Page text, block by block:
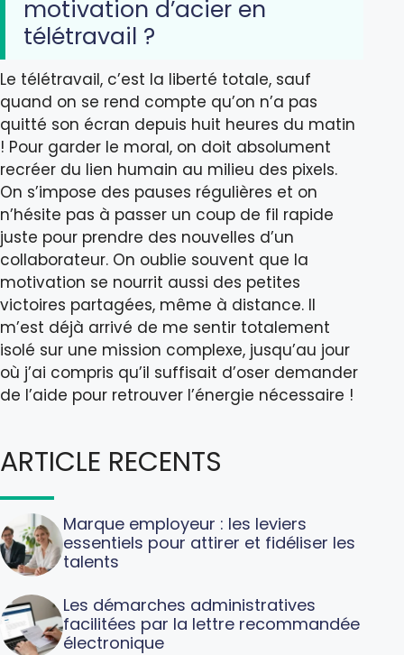
motivation d’acier en
télétravail ?
Le télétravail, c’est la liberté totale, sauf
quand on se rend compte qu’on n’a pas
quitté son écran depuis huit heures du matin
! Pour garder le moral, on doit absolument
recréer du lien humain au milieu des pixels.
On s’impose des pauses régulières et on
n’hésite pas à passer un coup de fil rapide
juste pour prendre des nouvelles d’un
collaborateur. On oublie souvent que la
motivation se nourrit aussi des petites
victoires partagées, même à distance. Il
m’est déjà arrivé de me sentir totalement
isolé sur une mission complexe, jusqu’au jour
où j’ai compris qu’il suffisait d’oser demander
de l’aide pour retrouver l’énergie nécessaire !
ARTICLE RECENTS
Marque employeur : les leviers
essentiels pour attirer et fidéliser les
talents
Les démarches administratives
facilitées par la lettre recommandée
électronique